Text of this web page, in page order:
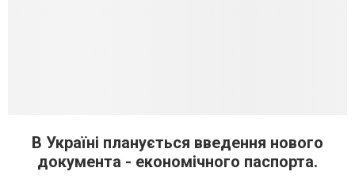
В Україні планується введення нового
документа - економічного паспорта.